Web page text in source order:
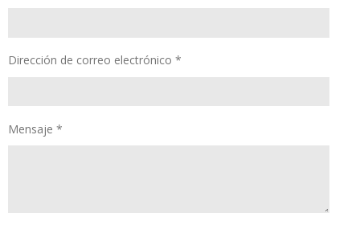
Dirección de correo electrónico *
Mensaje *